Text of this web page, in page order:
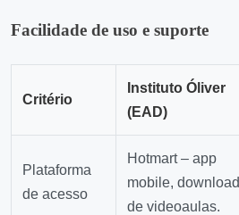
Facilidade de uso e suporte
Critério
Instituto Óliver
(EAD)
Plataforma
de acesso
Hotmart – app
mobile, download
de videoaulas.